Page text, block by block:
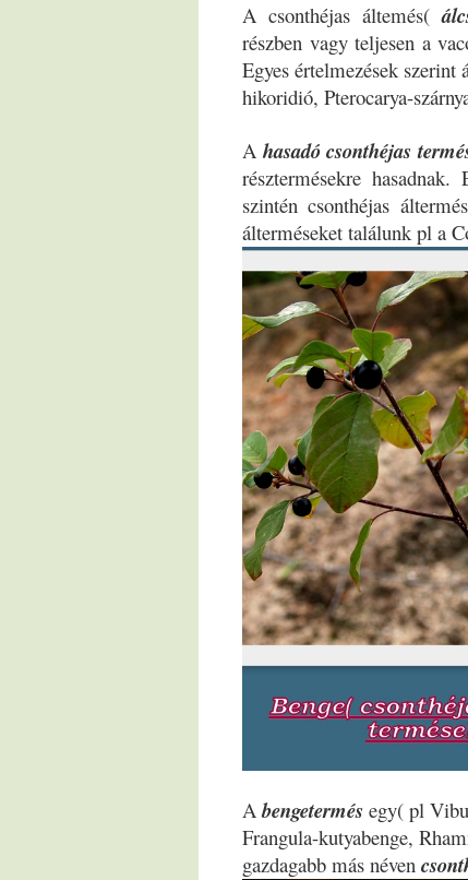
A csonthéjas áltemés(
részben vagy teljesen a
Egyes értelmezések
hikoridió, Pterocarya-
A hasadó csonthéjas
résztermésekre
szintén csonthéjas
álterméseket találunk pl a
Abengetermés egy( pl
Frangula-kutyabenge,
gazdagabb más néven